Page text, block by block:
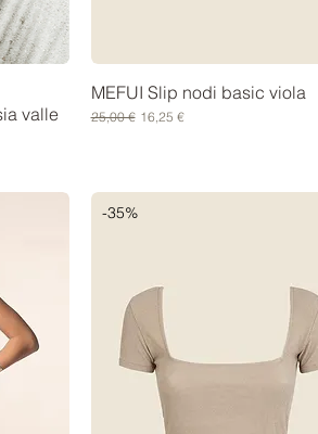
valle
MEFUI Slip nodi basic viola
Prezzo regolare
25,00 € Prezzo scontato
16,25 €
-35%